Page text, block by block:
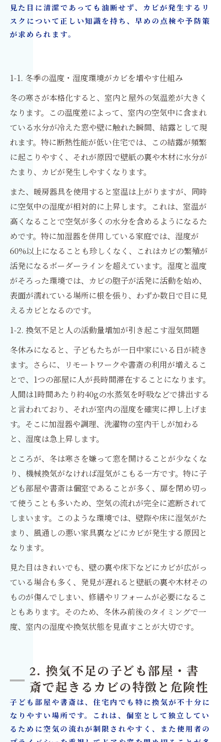
見た目に清潔であっても油断せず、カビが発生するリ
スクについて正しい知識を持ち、早めの点検や予防策
が求められます。
1-1. 冬季の温度・湿度環境がカビを増やす仕組み
冬の寒さが本格化すると、室内と屋外の気温差が大きく
なります。この温度差によって、室内の空気中に含まれ
ている水分が冷えた窓や壁に触れた瞬間、結露として現
れます。特に断熱性能が低い住宅では、この結露が頻繁
に起こりやすく、それが原因で壁紙の裏や木材に水分が
たまり、カビが発生しやすくなります。
また、暖房器具を使用すると室温は上がりますが、同時
に空気中の湿度が相対的に上昇します。これは、室温が
高くなることで空気が多くの水分を含めるようになるた
めです。特に加湿器を併用している家庭では、湿度が
60%以上になることも珍しくなく、これはカビの繁殖が
活発になるボーダーラインを超えています。湿度と温度
がそろった環境では、カビの胞子が活発に活動を始め、
表面が濡れている場所に根を張り、わずか数日で目に見
えるカビとなるのです。
1-2. 換気不足と人の活動量増加が引き起こす湿気問題
冬休みになると、子どもたちが一日中家にいる日が続き
ます。さらに、リモートワークや書斎の利用が増えるこ
とで、1つの部屋に人が長時間滞在することになります。
人間は1時間あたり約40gの水蒸気を呼吸などで排出する
と言われており、それが室内の湿度を確実に押し上げま
す。そこに加湿器や調理、洗濯物の室内干しが加わる
と、湿度は急上昇します。
ところが、冬は寒さを嫌って窓を開けることが少なくな
り、機械換気がなければ湿気がこもる一方です。特に子
ども部屋や書斎は個室であることが多く、扉を閉め切っ
て使うことも多いため、空気の流れが完全に遮断されて
しまいます。このような環境では、壁際や床に湿気がた
まり、風通しの悪い家具裏などにカビが発生する原因と
なります。
見た目はきれいでも、壁の裏や床下などにカビが広がっ
ている場合も多く、発見が遅れると壁紙の裏や木材その
ものが傷んでしまい、修繕やリフォームが必要になるこ
ともあります。そのため、冬休み前後のタイミングで一
度、室内の湿度や換気状態を見直すことが大切です。
2. 換気不足の子ども部屋・書
斎で起きるカビの特徴と危険性
子ども部屋や書斎は、住宅内でも特に換気が不十分に
なりやすい場所です。これは、個室として独立してい
るために空気の流れが制限されやすく、また使用者の